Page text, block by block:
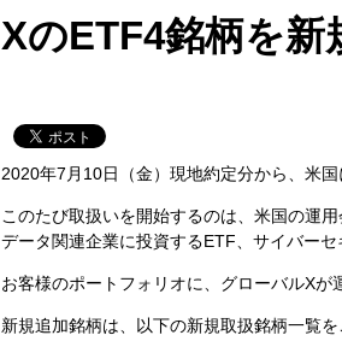
XのETF4銘柄を新
2020年7月10日（金）現地約定分から、米
このたび取扱いを開始するのは、米国の運
データ関連企業に投資するETF、サイバー
お客様のポートフォリオに、グローバルX
新規追加銘柄は、以下の新規取扱銘柄一覧